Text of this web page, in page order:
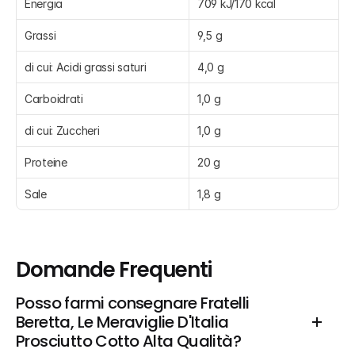
Energia 709 kJ/170 kcal
Grassi 9,5 g
di cui: Acidi grassi saturi 4,0 g
Carboidrati 1,0 g
di cui: Zuccheri 1,0 g
Proteine 20 g
Sale 1,8 g
Domande Frequenti
Posso farmi consegnare Fratelli
Beretta, Le Meraviglie D'Italia
Prosciutto Cotto Alta Qualità?